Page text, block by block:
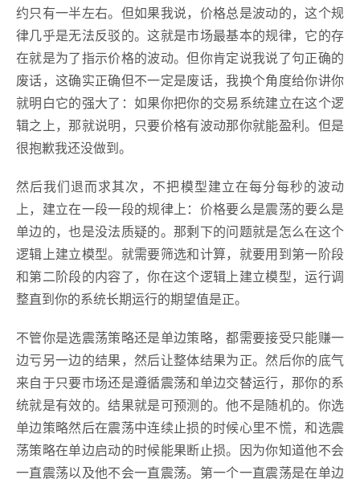
约只有一半左右。但如果我说，价格总是波动的，这个规
律几乎是无法反驳的。这就是市场最基本的规律，它的存
在就是为了指示价格的波动。但你肯定说我说了句正确的
废话，这确实正确但不一定是废话，我换个角度给你讲你
就明白它的强大了：如果你把你的交易系统建立在这个逻
辑之上，那就说明，只要价格有波动那你就能盈利。但是
很抱歉我还没做到。
然后我们退而求其次，不把模型建立在每分每秒的波动
上，建立在一段一段的规律上：价格要么是震荡的要么是
单边的，也是没法质疑的。那剩下的问题就是怎么在这个
逻辑上建立模型。就需要筛选和计算，就要用到第一阶段
和第二阶段的内容了，你在这个逻辑上建立模型，运行调
整直到你的系统长期运行的期望值是正。
不管你是选震荡策略还是单边策略，都需要接受只能赚一
边亏另一边的结果，然后让整体结果为正。然后你的底气
来自于只要市场还是遵循震荡和单边交替运行，那你的系
统就是有效的。结果就是可预测的。他不是随机的。你选
单边策略然后在震荡中连续止损的时候心里不慌，和选震
荡策略在单边启动的时候能果断止损。因为你知道他不会
一直震荡以及他不会一直震荡。第一个一直震荡是在单边